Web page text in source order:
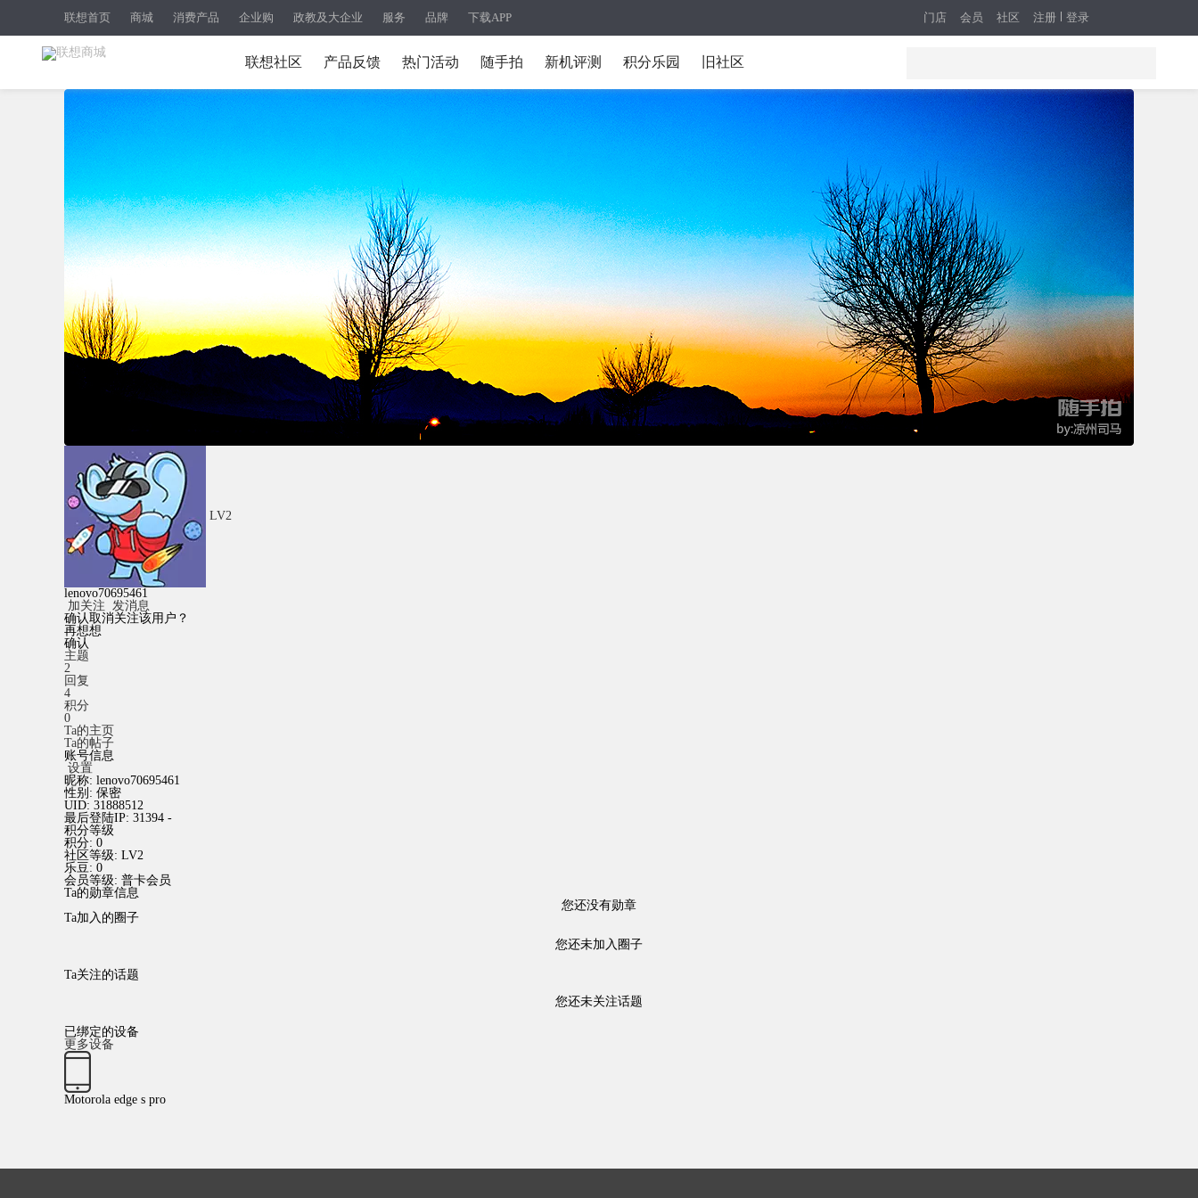
联想首页 商城 消费产品 企业购 政教及大企业 服务 品牌 下载APP 注册 登录
门店 会员 社区
联想社区 产品反馈 热门活动 随手拍 新机评测 积分乐园 旧社区
LV2
lenovo70695461
加关注 发消息
确认取消关注该用户？
再想想
确认
主题
2
回复
4
积分
0
Ta的主页
Ta的帖子
账号信息
设置
昵称: lenovo70695461
性别: 保密
UID: 31888512
最后登陆IP: 31394 -
积分等级
积分: 0
社区等级: LV2
乐豆: 0
会员等级: 普卡会员
Ta的勋章信息
您还没有勋章
Ta加入的圈子
您还未加入圈子
Ta关注的话题
您还未关注话题
已绑定的设备
更多设备
Motorola edge s pro